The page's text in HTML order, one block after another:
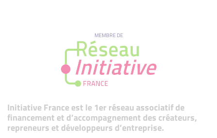
MEMBRE DE
Initiative France est le 1er réseau associatif de
financement et d’accompagnement des créateurs,
repreneurs et développeurs d’entreprise.